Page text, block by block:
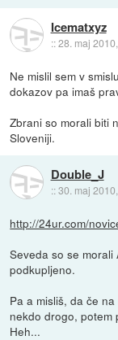
Icematxyz
::28. maj
Ne mislil sem v
dokazov pa imaš
Zbrani so morali biti
Sloveniji.
Double_J
::30. maj
http://24ur.com/
Seveda so se morali
podkupljeno.
Pa a misliš, da če
nekdo drogo, potem
Heh...